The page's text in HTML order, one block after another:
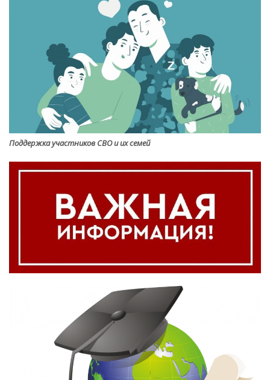
Поддержка участников СВО и их семей